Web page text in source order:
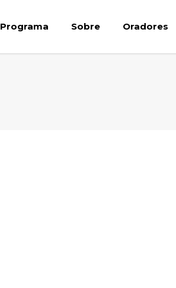
Programa Sobre Oradores